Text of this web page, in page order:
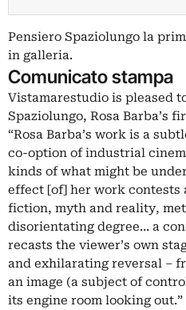
Pensiero Spaziolungo la
in galleria.
Comunicato stampa
Vistamarestudio is pleased
Spaziolungo, Rosa Barba’s
“Rosa Barba’s work is a
co-option of industrial
kinds of what might be
effect [of] her work contests
fiction, myth and reality,
disorientating degree… a
recasts the viewer’s own
and exhilarating reversal –
an image (a subject of
its engine room looking out.”